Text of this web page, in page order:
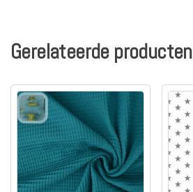
kan
worden
productpagina
Gerelateerde producten